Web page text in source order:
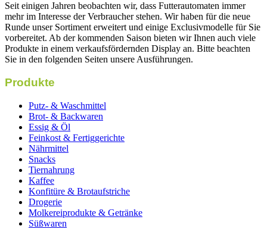
Seit einigen Jahren beobachten wir, dass Futterautomaten immer
mehr im Interesse der Verbraucher stehen. Wir haben für die neue
Runde unser Sortiment erweitert und einige Exclusivmodelle für Sie
vorbereitet. Ab der kommenden Saison bieten wir Ihnen auch viele
Produkte in einem verkaufsfördernden Display an. Bitte beachten
Sie in den folgenden Seiten unsere Ausführungen.
Produkte
Putz- & Waschmittel
Brot- & Backwaren
Essig & Öl
Feinkost & Fertiggerichte
Nährmittel
Snacks
Tiernahrung
Kaffee
Konfitüre & Brotaufstriche
Drogerie
Molkereiprodukte & Getränke
Süßwaren